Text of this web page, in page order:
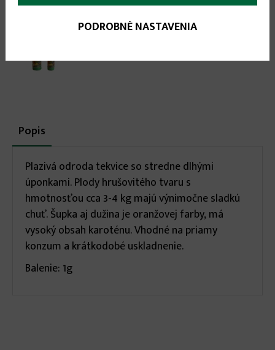
More
infos
Popis
karta)
Plazivá odroda tekvice so stredne dlhými
úponkami. Plody hrušovitého tvaru s
hmotnosťou cca 3-4 kg majú výnimočne sladkú
chuť. Šupka aj dužina je oranžovej farby, má
vysoký obsah karoténu. Vhodné na priamy
konzum a krátkodobé uskladnenie.
Balenie: 1g
PODROBNÉ NASTAVENIA